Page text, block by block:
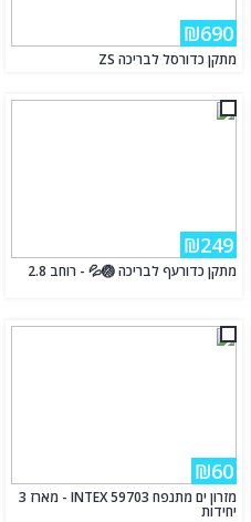
₪690
מתקן כדורסל לבריכה ZS
₪249
מתקן כדורעף לבריכה 🏐💦 - רוחב 2.8
₪60
מזרון ים מתנפח INTEX 59703 - מארז 3
יחידות